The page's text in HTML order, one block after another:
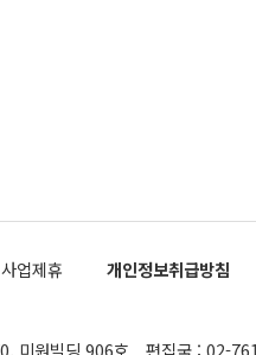
사업제휴 개인정보취급방침
미원빌딩 906호 편집국 : 02-